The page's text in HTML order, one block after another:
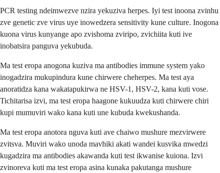
PCR testing ndeimwezve nzira yekuziva herpes. Iyi test inoona zvinhu
zve genetic zve virus uye inowedzera sensitivity kune culture. Inogona
kuona virus kunyange apo zvishoma zviripo, zvichiita kuti ive
inobatsira panguva yekubuda.
Ma test eropa anogona kuziva ma antibodies immune system yako
inogadzira mukupindura kune chirwere cheherpes. Ma test aya
anoratidza kana wakatapukirwa ne HSV-1, HSV-2, kana kuti vose.
Tichitarisa izvi, ma test eropa haagone kukuudza kuti chirwere chiri
kupi mumuviri wako kana kuti une kubuda kwekushanda.
Ma test eropa anotora nguva kuti ave chaiwo mushure mezvirwere
zvitsva. Muviri wako unoda mavhiki akati wandei kusvika mwedzi
kugadzira ma antibodies akawanda kuti test ikwanise kuiona. Izvi
zvinoreva kuti ma test eropa asina kunaka pakutanga mushure